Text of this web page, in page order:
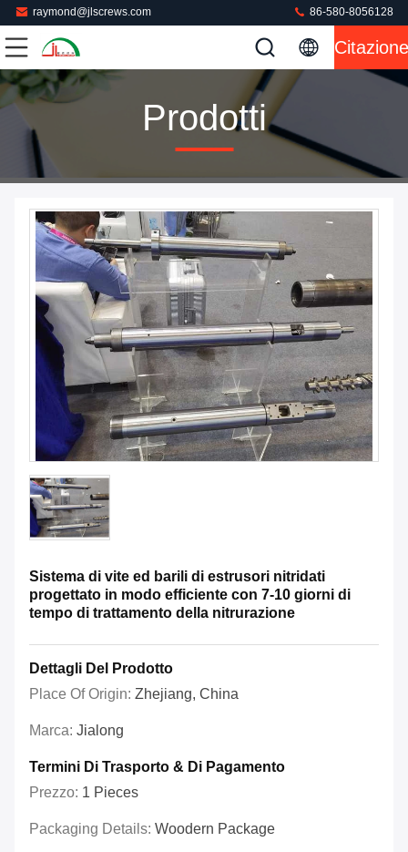
raymond@jlscrews.com 86-580-8056128
Citazione
Prodotti
Sistema di vite ed barili di estrusori nitridati
progettato in modo efficiente con 7-10 giorni di
tempo di trattamento della nitrurazione
Dettagli Del Prodotto
Place Of Origin: Zhejiang, China
Marca: Jialong
Termini Di Trasporto & Di Pagamento
Prezzo: 1 Pieces
Packaging Details: Woodern Package